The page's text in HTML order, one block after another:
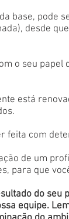
base, pode
desde
o seu
está
feita com
de um
para que
do
equipe.